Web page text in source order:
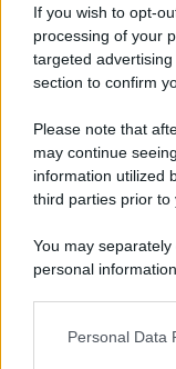
If you wish to opt-
processing of your
targeted
section to confirm
Please note that
may continue
information utilized
third parties prior to
You may
personal
This information
Personal Data
SAGRE ED EVENTI
Ad agosto il
appuntamenti
Lo sapevi
Antica Fiera
tutte le info
Caldo